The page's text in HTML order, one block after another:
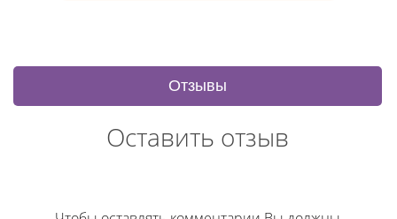
Отзывы
Оставить отзыв